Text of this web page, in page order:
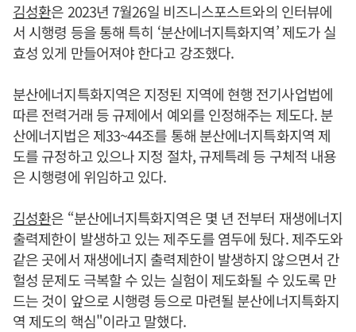
김성환은 2023년 7월26일 비즈니스포스트와의 인터뷰에
서 시행령 등을 통해 특히 ‘분산에너지특화지역’ 제도가 실
효성 있게 만들어져야 한다고 강조했다.
분산에너지특화지역은 지정된 지역에 현행 전기사업법에
따른 전력거래 등 규제에서 예외를 인정해주는 제도다. 분
산에너지법은 제33~44조를 통해 분산에너지특화지역 제
도를 규정하고 있으나 지정 절차, 규제특례 등 구체적 내용
은 시행령에 위임하고 있다.
김성환은 “분산에너지특화지역은 몇 년 전부터 재생에너지
출력제한이 발생하고 있는 제주도를 염두에 뒀다. 제주도와
같은 곳에서 재생에너지 출력제한이 발생하지 않으면서 간
헐성 문제도 극복할 수 있는 실험이 제도화될 수 있도록 만
드는 것이 앞으로 시행령 등으로 마련될 분산에너지특화지
역 제도의 핵심"이라고 말했다.